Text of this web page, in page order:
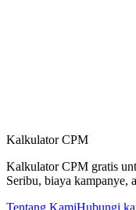
Kalkulator CPM
Kalkulator CPM gratis
Seribu, biaya kampanye,
Tentang KamiHubungi